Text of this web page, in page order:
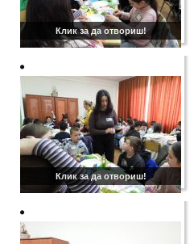
Клик за да отвориш!
Клик за да отвориш!